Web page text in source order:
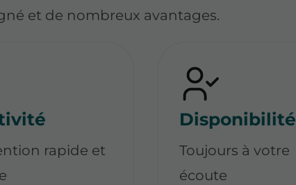
et de nombreux avantages.
rapide et
Disponibilité
Toujours à votre
écoute